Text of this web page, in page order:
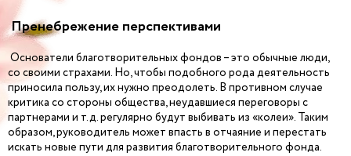
Пренебрежение перспективами
Основатели благотворительных фондов – это обычные люди,
со своими страхами. Но, чтобы подобного рода деятельность
приносила пользу, их нужно преодолеть. В противном случае
критика со стороны общества, неудавшиеся переговоры с
партнерами и т.д. регулярно будут выбивать из «колеи». Таким
образом, руководитель может впасть в отчаяние и перестать
искать новые пути для развития благотворительного фонда.